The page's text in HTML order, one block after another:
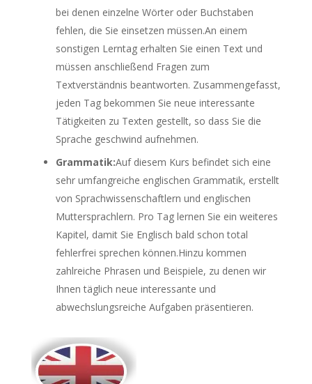
bei denen einzelne Wörter oder Buchstaben
fehlen, die Sie einsetzen müssen.An einem
sonstigen Lerntag erhalten Sie einen Text und
müssen anschließend Fragen zum
Textverständnis beantworten. Zusammengefasst,
jeden Tag bekommen Sie neue interessante
Tätigkeiten zu Texten gestellt, so dass Sie die
Sprache geschwind aufnehmen.
Grammatik:Auf diesem Kurs befindet sich eine
sehr umfangreiche englischen Grammatik, erstellt
von Sprachwissenschaftlern und englischen
Muttersprachlern. Pro Tag lernen Sie ein weiteres
Kapitel, damit Sie Englisch bald schon total
fehlerfrei sprechen können.Hinzu kommen
zahlreiche Phrasen und Beispiele, zu denen wir
Ihnen täglich neue interessante und
abwechslungsreiche Aufgaben präsentieren.